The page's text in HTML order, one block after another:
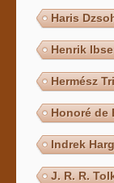
Haris
Henrik
Hermész
Honoré de
Indrek
J. R. R.